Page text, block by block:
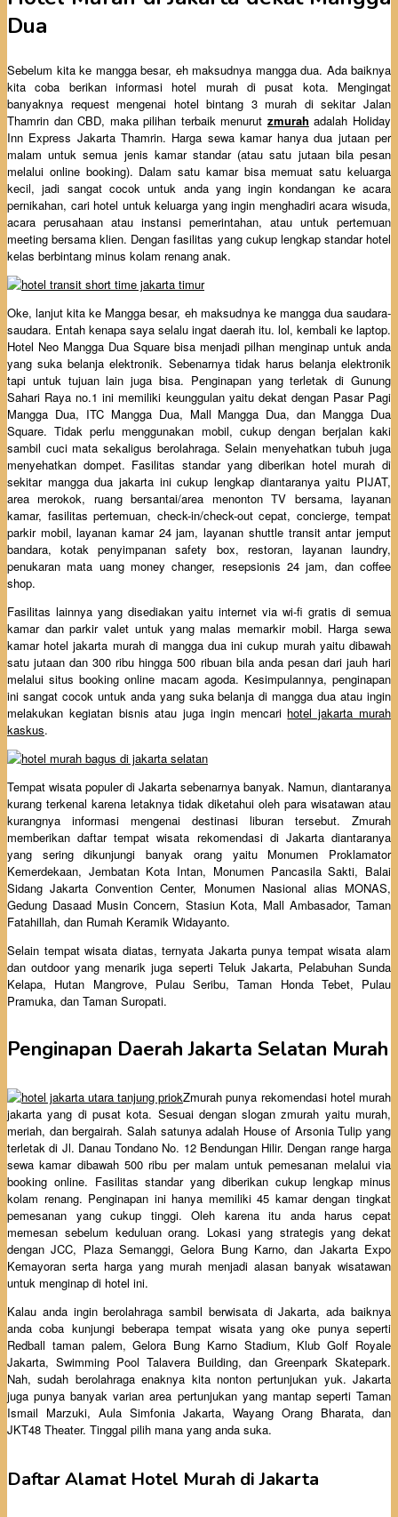
Dua
Sebelum kita ke mangga besar, eh maksudnya mangga dua. Ada baiknya
kita coba berikan informasi hotel murah di pusat kota. Mengingat
banyaknya request mengenai hotel bintang 3 murah di sekitar Jalan
Thamrin dan CBD, maka pilihan terbaik menurut zmurah adalah Holiday
Inn Express Jakarta Thamrin. Harga sewa kamar hanya dua jutaan per
malam untuk semua jenis kamar standar (atau satu jutaan bila pesan
melalui online booking). Dalam satu kamar bisa memuat satu keluarga
kecil, jadi sangat cocok untuk anda yang ingin kondangan ke acara
pernikahan, cari hotel untuk keluarga yang ingin menghadiri acara wisuda,
acara perusahaan atau instansi pemerintahan, atau untuk pertemuan
meeting bersama klien. Dengan fasilitas yang cukup lengkap standar hotel
kelas berbintang minus kolam renang anak.
Oke, lanjut kita ke Mangga besar, eh maksudnya ke mangga dua saudara-
saudara. Entah kenapa saya selalu ingat daerah itu. lol, kembali ke laptop.
Hotel Neo Mangga Dua Square bisa menjadi pilhan menginap untuk anda
yang suka belanja elektronik. Sebenarnya tidak harus belanja elektronik
tapi untuk tujuan lain juga bisa. Penginapan yang terletak di Gunung
Sahari Raya no.1 ini memiliki keunggulan yaitu dekat dengan Pasar Pagi
Mangga Dua, ITC Mangga Dua, Mall Mangga Dua, dan Mangga Dua
Square. Tidak perlu menggunakan mobil, cukup dengan berjalan kaki
sambil cuci mata sekaligus berolahraga. Selain menyehatkan tubuh juga
menyehatkan dompet. Fasilitas standar yang diberikan hotel murah di
sekitar mangga dua jakarta ini cukup lengkap diantaranya yaitu PIJAT,
area merokok, ruang bersantai/area menonton TV bersama, layanan
kamar, fasilitas pertemuan, check-in/check-out cepat, concierge, tempat
parkir mobil, layanan kamar 24 jam, layanan shuttle transit antar jemput
bandara, kotak penyimpanan safety box, restoran, layanan laundry,
penukaran mata uang money changer, resepsionis 24 jam, dan coffee
shop.
Fasilitas lainnya yang disediakan yaitu internet via wi-fi gratis di semua
kamar dan parkir valet untuk yang malas memarkir mobil. Harga sewa
kamar hotel jakarta murah di mangga dua ini cukup murah yaitu dibawah
satu jutaan dan 300 ribu hingga 500 ribuan bila anda pesan dari jauh hari
melalui situs booking online macam agoda. Kesimpulannya, penginapan
ini sangat cocok untuk anda yang suka belanja di mangga dua atau ingin
melakukan kegiatan bisnis atau juga ingin mencari hotel jakarta murah
kaskus.
Tempat wisata populer di Jakarta sebenarnya banyak. Namun, diantaranya
kurang terkenal karena letaknya tidak diketahui oleh para wisatawan atau
kurangnya informasi mengenai destinasi liburan tersebut. Zmurah
memberikan daftar tempat wisata rekomendasi di Jakarta diantaranya
yang sering dikunjungi banyak orang yaitu Monumen Proklamator
Kemerdekaan, Jembatan Kota Intan, Monumen Pancasila Sakti, Balai
Sidang Jakarta Convention Center, Monumen Nasional alias MONAS,
Gedung Dasaad Musin Concern, Stasiun Kota, Mall Ambasador, Taman
Fatahillah, dan Rumah Keramik Widayanto.
Selain tempat wisata diatas, ternyata Jakarta punya tempat wisata alam
dan outdoor yang menarik juga seperti Teluk Jakarta, Pelabuhan Sunda
Kelapa, Hutan Mangrove, Pulau Seribu, Taman Honda Tebet, Pulau
Pramuka, dan Taman Suropati.
Penginapan Daerah Jakarta Selatan Murah
Zmurah punya rekomendasi hotel murah
jakarta yang di pusat kota. Sesuai dengan slogan zmurah yaitu murah,
meriah, dan bergairah. Salah satunya adalah House of Arsonia Tulip yang
terletak di Jl. Danau Tondano No. 12 Bendungan Hilir. Dengan range harga
sewa kamar dibawah 500 ribu per malam untuk pemesanan melalui via
booking online. Fasilitas standar yang diberikan cukup lengkap minus
kolam renang. Penginapan ini hanya memiliki 45 kamar dengan tingkat
pemesanan yang cukup tinggi. Oleh karena itu anda harus cepat
memesan sebelum keduluan orang. Lokasi yang strategis yang dekat
dengan JCC, Plaza Semanggi, Gelora Bung Karno, dan Jakarta Expo
Kemayoran serta harga yang murah menjadi alasan banyak wisatawan
untuk menginap di hotel ini.
Kalau anda ingin berolahraga sambil berwisata di Jakarta, ada baiknya
anda coba kunjungi beberapa tempat wisata yang oke punya seperti
Redball taman palem, Gelora Bung Karno Stadium, Klub Golf Royale
Jakarta, Swimming Pool Talavera Building, dan Greenpark Skatepark.
Nah, sudah berolahraga enaknya kita nonton pertunjukan yuk. Jakarta
juga punya banyak varian area pertunjukan yang mantap seperti Taman
Ismail Marzuki, Aula Simfonia Jakarta, Wayang Orang Bharata, dan
JKT48 Theater. Tinggal pilih mana yang anda suka.
Daftar Alamat Hotel Murah di Jakarta